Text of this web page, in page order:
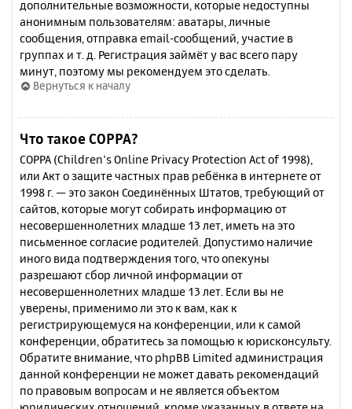
дополнительные возможности, которые недоступны
анонимным пользователям: аватары, личные
сообщения, отправка email-сообщений, участие в
группах и т. д. Регистрация займёт у вас всего пару
минут, поэтому мы рекомендуем это сделать.
Вернуться к началу
Что такое COPPA?
COPPA (Children’s Online Privacy Protection Act of 1998),
или Акт о защите частных прав ребёнка в интернете от
1998 г. — это закон Соединённых Штатов, требующий от
сайтов, которые могут собирать информацию от
несовершеннолетних младше 13 лет, иметь на это
письменное согласие родителей. Допустимо наличие
иного вида подтверждения того, что опекуны
разрешают сбор личной информации от
несовершеннолетних младше 13 лет. Если вы не
уверены, применимо ли это к вам, как к
регистрирующемуся на конференции, или к самой
конференции, обратитесь за помощью к юрисконсульту.
Обратите внимание, что phpBB Limited администрация
данной конференции не может давать рекомендаций
по правовым вопросам и не является объектом